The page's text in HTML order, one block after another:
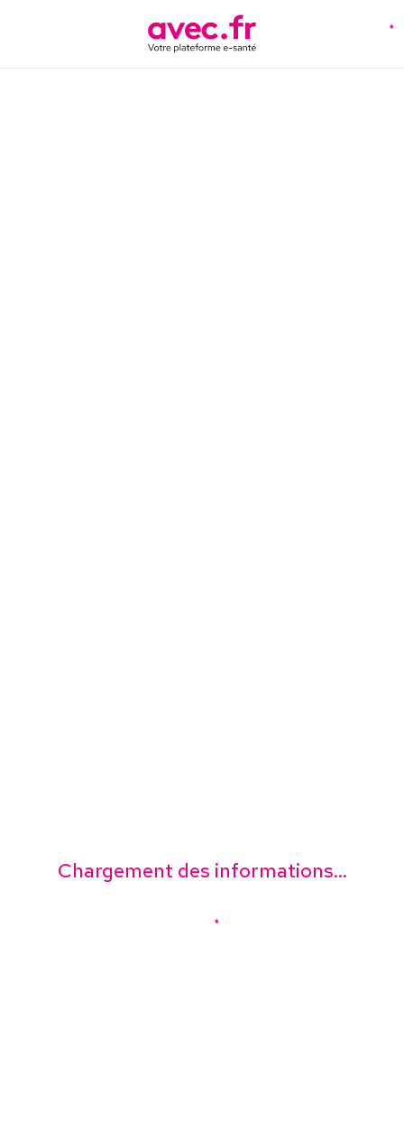
Chargement des informations...